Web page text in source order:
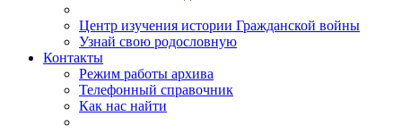
Центр изучения истории Гражданской войны
Узнай свою родословную
Контакты
Режим работы архива
Телефонный справочник
Как нас найти